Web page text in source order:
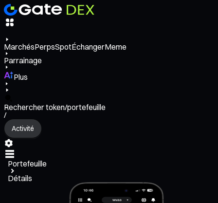
MarchésPerpsSpotÉchangerMeme
Parrainage
Plus
Rechercher token/portefeuille
/
Activité
Portefeuille
Détails